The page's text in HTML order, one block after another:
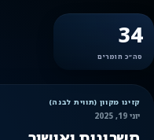
34
סה״כ חומרים
קזינו מקוון (תווית לבנה)
יוני 19, 2025